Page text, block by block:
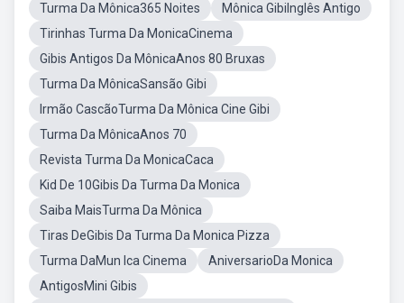
Turma Da Mônica365 Noites
Mônica GibiInglês Antigo
Tirinhas Turma Da MonicaCinema
Gibis Antigos Da MônicaAnos 80 Bruxas
Turma Da MônicaSansão Gibi
Irmão CascãoTurma Da Mônica Cine Gibi
Turma Da MônicaAnos 70
Revista Turma Da MonicaCaca
Kid De 10Gibis Da Turma Da Monica
Saiba MaisTurma Da Mônica
Tiras DeGibis Da Turma Da Monica Pizza
Turma DaMun Ica Cinema
AniversarioDa Monica
AntigosMini Gibis